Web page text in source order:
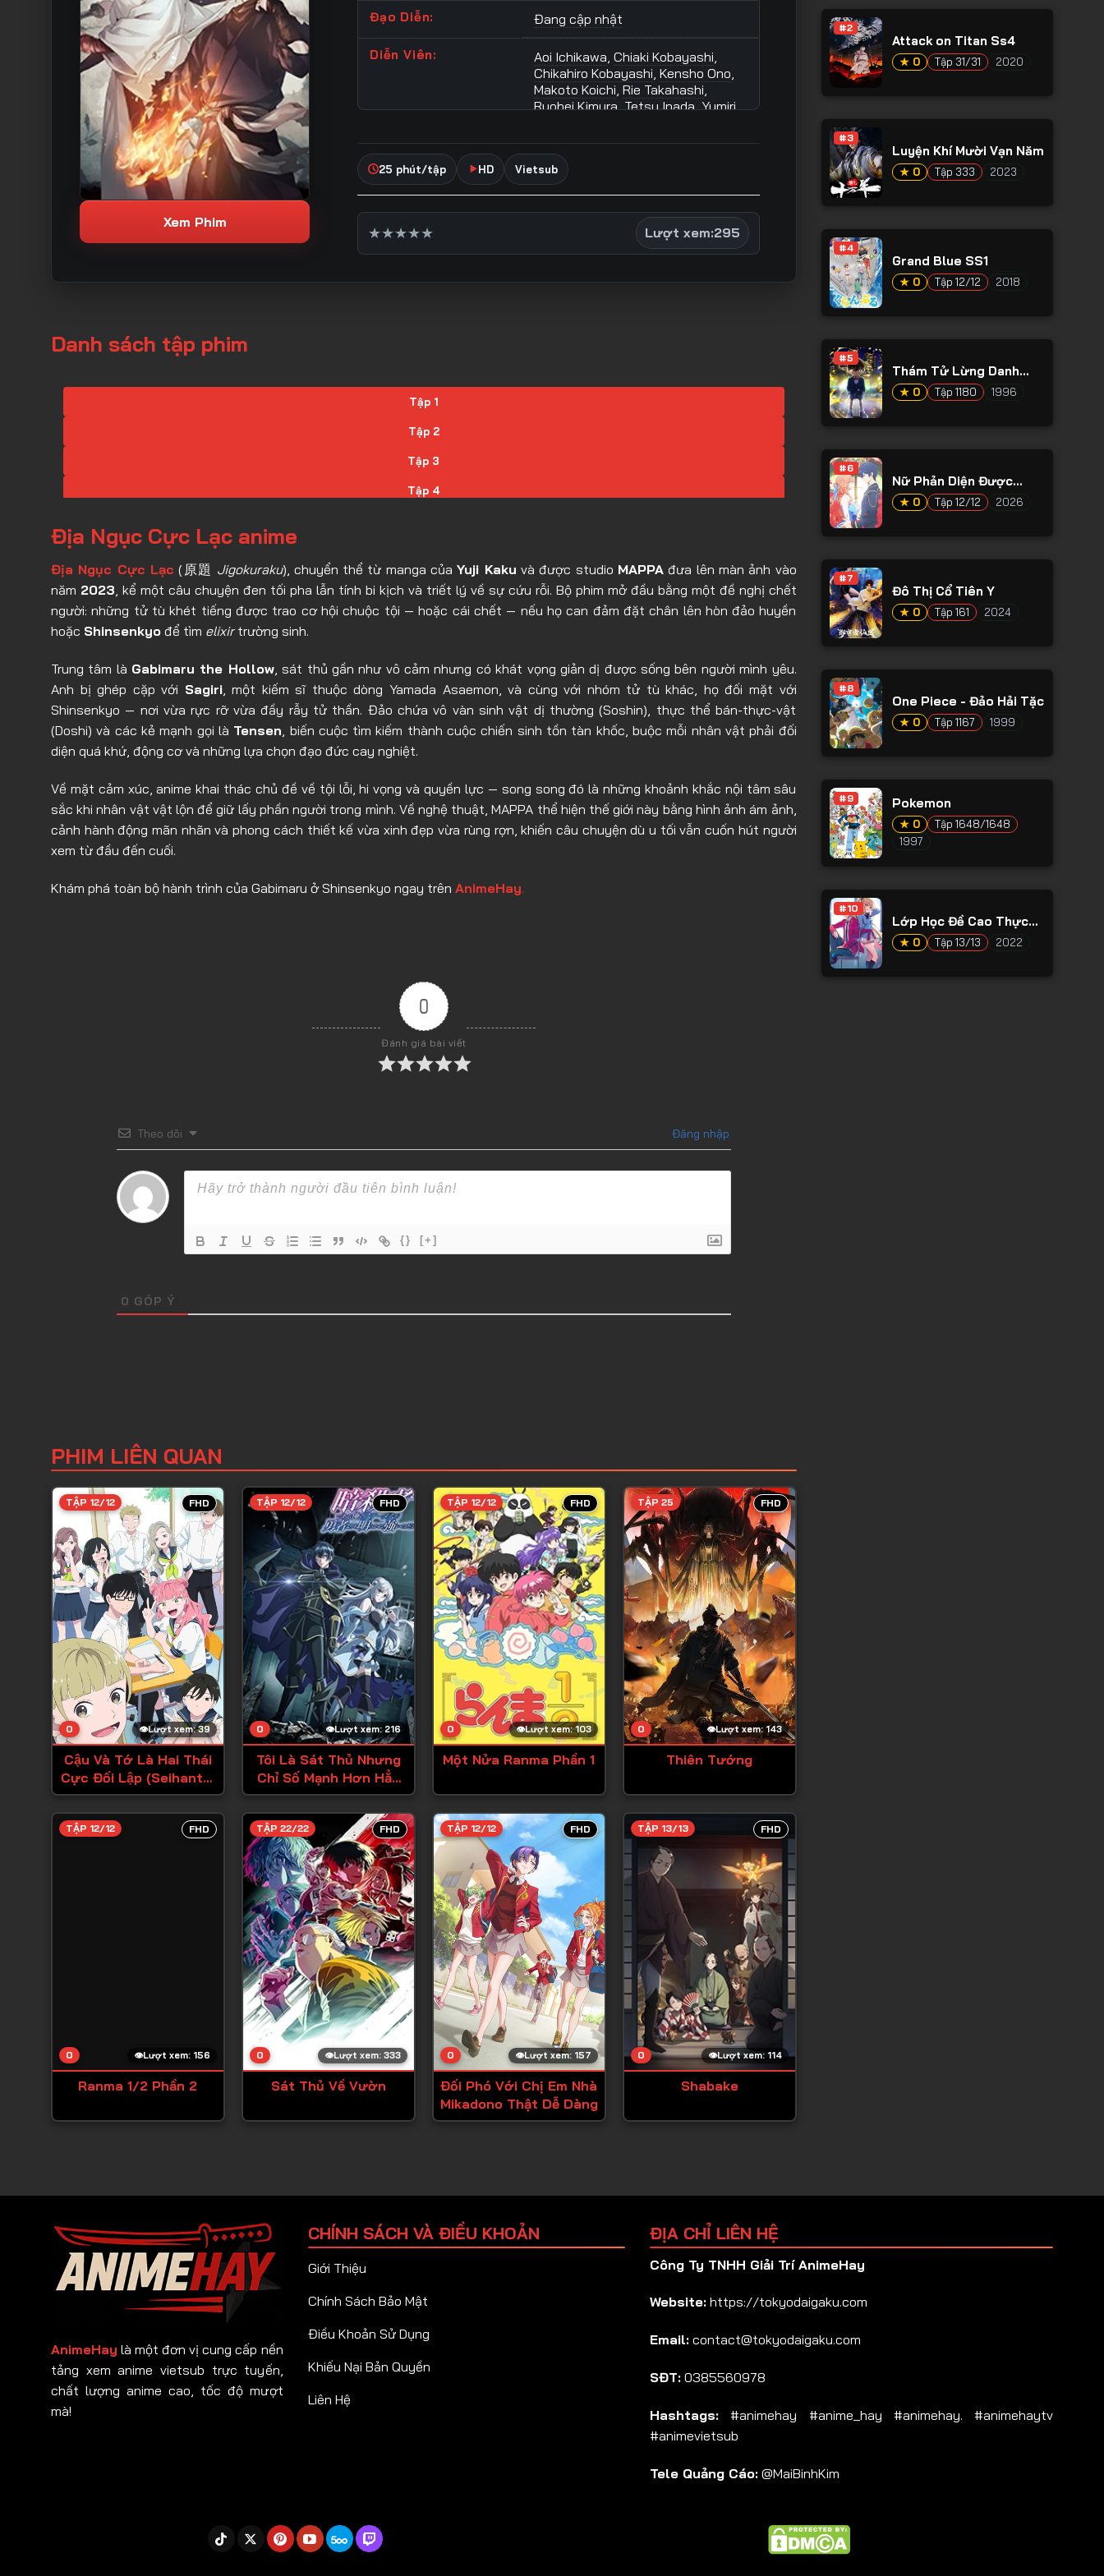
Xem Phim
Đạo Diễn: Đang cập nhật
Diễn Viên: Aoi Ichikawa Chiaki Kobayashi
Chikahiro Kobayashi Kensho Ono
Makoto Koichi Rie Takahashi
Ryohei Kimura Tetsu Inada Yumiri
Thể Loại: Anime Hoàn Thành
Hành Động
Phiêu Lưu,Viễn Tưởng
Từ Khóa Phim: anime địa ngục cực lạc, dia nguc
Địa Ngục Cực Lạc vietsub
25 phút/tập HD Vietsub
★★★★★ Lượt xem:295
Danh sách tập phim
Tập 1
Tập 2
Tập 3
Tập 4
Tập 7
Tập 8
Tập 10
Tập 11
Tập 12
Tập 13
Địa Ngục Cực Lạc anime
Địa Ngục Cực Lạc (原題 Jigokuraku), chuyển thể từ manga củaYuji Kaku và được studio MAPPAđưa lên màn ảnh vào
năm 2023, kể một câu chuyện đen tối pha lẫn tính bi kịch và triết lý về sự cứu rỗi. Bộ phim mở đầu bằng một đề nghị chết
người: những tử tù khét tiếng được trao cơ hội chuộc tội — hoặc cái chết — nếu họ can đảm đặt chân lên hòn đảo huyền
hoặc Shinsenkyo để tìm elixirtrường sinh.
Trung tâm là Gabimaru the Hollow, sát thủ gần như vô cảm nhưng có khát vọng giản dị được sống bên người mình yêu.
Anh bị ghép cặp với Sagiri, một kiếm sĩ thuộc dòng Yamada Asaemon, và cùng với nhóm tử tù khác, họ đối mặt với
Shinsenkyo — nơi vừa rực rỡ vừa đầy rẫy tử thần. Đảo chứa vô vàn sinh vật dị thường (Soshin), thực thể bán-thực-vật
(Doshi) và các kẻ mạnh gọi là Tensen, biến cuộc tìm kiếm thành cuộc chiến sinh tồn tàn khốc, buộc mỗi nhân vật phải đối
diện quá khứ, động cơ và những lựa chọn đạo đức cay nghiệt.
Về mặt cảm xúc, anime khai thác chủ đề về tội lỗi, hi vọng và quyền lực — song song đó là những khoảnh khắc nội tâm sâu
sắc khi nhân vật vật lộn để giữ lấy phần người trong mình. Về nghệ thuật, MAPPA thể hiện thế giới này bằng hình ảnh ám ảnh,
cảnh hành động mãn nhãn và phong cách thiết kế vừa xinh đẹp vừa rùng rợn, khiến câu chuyện dù u tối vẫn cuốn hút người
xem từ đầu đến cuối.
Khám phá toàn bộ hành trình của Gabimaru ở Shinsenkyo ngay trên AnimeHay.
0
Đánh giá bài viết
Theo dõi Đăng nhập
{} [+]
0 GÓP Ý
PHIM LIÊN QUAN
FHD
Lượt xem: 39
0
TẬP 12/12
Cậu Và Tớ Là Hai Thái
Cực Đối Lập (Seihantai
na Kimi to Boku)
FHD
Lượt xem: 216
0
TẬP 12/12
Tôi Là Sát Thủ Nhưng
Chỉ Số Mạnh Hơn Hẳn
Dũng Sĩ
FHD
Lượt xem: 103
0
TẬP 12/12
Một Nửa Ranma Phần 1
FHD
Lượt xem: 143
0
TẬP 25
Thiên Tướng
FHD
Lượt xem: 156
0
TẬP 12/12
Ranma 1/2 Phần 2
FHD
Lượt xem: 333
0
TẬP 22/22
Sát Thủ Về Vườn
FHD
Lượt xem: 157
0
TẬP 12/12
Đối Phó Với Chị Em Nhà
Mikadono Thật Dễ Dàng
FHD
Lượt xem: 114
0
TẬP 13/13
Shabake
#2
Attack on Titan Ss4
★ 0 Tập 31/31 2020
#3
Luyện Khí Mười Vạn Năm
★ 0 Tập 333 2023
#4
Grand Blue SS1
★ 0 Tập 12/12 2018
#5
Thám Tử Lừng Danh
Conan
★ 0 Tập 1180 1996
#6
Nữ Phản Diện Được
Hoàng Tử Nước Láng
Giềng Yêu Mến
★ 0 Tập 12/12 2026
#7
Đô Thị Cổ Tiên Y
★ 0 Tập 161 2024
#8
One Piece - Đảo Hải Tặc
★ 0 Tập 1167 1999
#9 Pokemon
★ 0
Tập 1648/1648
1997
#10
Lớp Học Đề Cao Thực
Lực Ss2
★ 0 Tập 13/13 2022
AnimeHay là một đơn vị cung cấp nền
tảng xem anime vietsub trực tuyến,
chất lượng anime cao, tốc độ mượt
mà!
CHÍNH SÁCH VÀ ĐIỀU KHOẢN
Giới Thiệu
Chính Sách Bảo Mật
Điều Khoản Sử Dụng
Khiếu Nại Bản Quyền
Liên Hệ
ĐỊA CHỈ LIÊN HỆ
Công Ty TNHH Giải Trí AnimeHay
Website: https://tokyodaigaku.com
Email: contact@tokyodaigaku.com
SĐT: 0385560978
Hashtags: #animehay #anime_hay #animehay. #animehaytv
#animevietsub
Tele Quảng Cáo: @MaiBinhKim